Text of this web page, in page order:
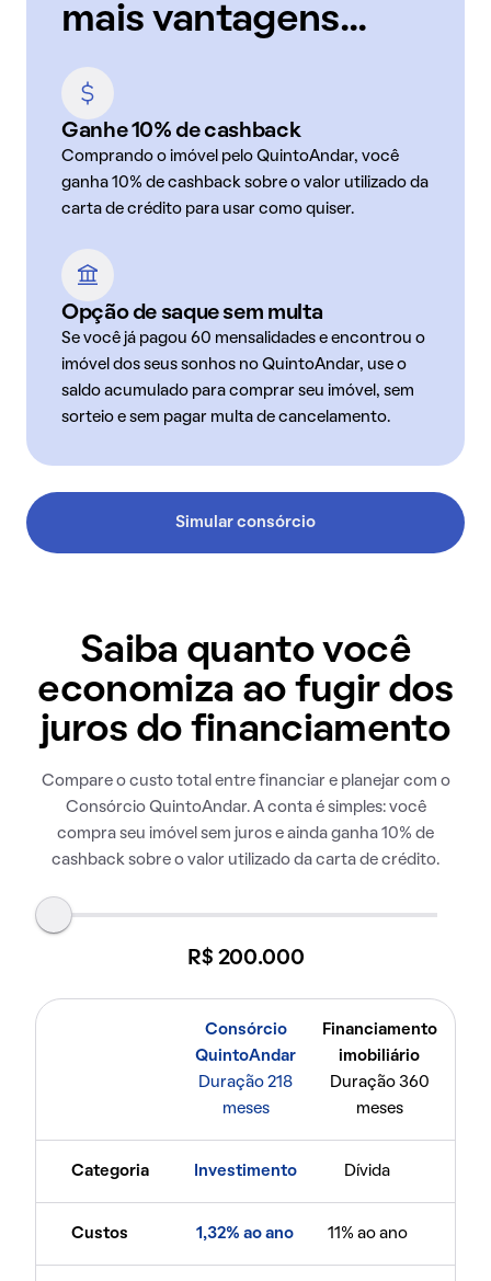
mais vantagens...
Ganhe 10% de cashback
Comprando o imóvel pelo QuintoAndar, você
ganha 10% de cashback sobre o valor utilizado da
carta de crédito para usar como quiser.
Opção de saque sem multa
Se você já pagou 60 mensalidades e encontrou o
imóvel dos seus sonhos no QuintoAndar, use o
saldo acumulado para comprar seu imóvel, sem
sorteio e sem pagar multa de cancelamento.
Simular consórcio
Saiba quanto você
economiza ao fugir dos
juros do financiamento
Compare o custo total entre financiar e planejar com o
Consórcio QuintoAndar. A conta é simples: você
compra seu imóvel sem juros e ainda ganha 10% de
cashback sobre o valor utilizado da carta de crédito.
R$ 200.000
Consórcio
QuintoAndar
Duração 218
meses
Financiamento
imobiliário
Duração 360
meses
Categoria Investimento Dívida
Custos 1,32% ao ano 11% ao ano